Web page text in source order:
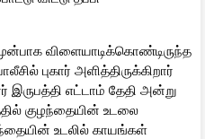
விளையாடிக்கொண்டிருந்த
புகார் அளித்திருக்கிறார்
இருபத்தி எட்டாம் தேதி அன்று
குழந்தையின் உடலை
உடலில் காயங்கள்